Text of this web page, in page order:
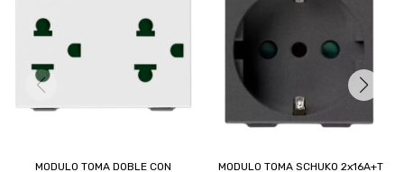
MODULO TOMA DOBLE CON
MODULO TOMA SCHUKO 2x16A+T